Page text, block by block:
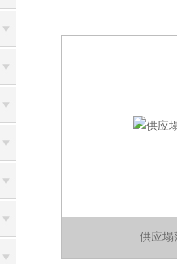
供应塌